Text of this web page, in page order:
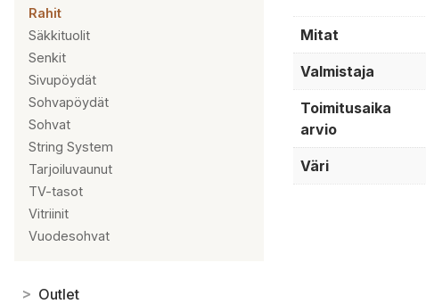
Rahit
Säkkituolit
Senkit
Sivupöydät
Sohvapöydät
Sohvat
String System
Tarjoiluvaunut
TV-tasot
Vitriinit
Vuodesohvat
> Outlet
Mitat
Valmistaja
Toimitusaika
arvio
Väri